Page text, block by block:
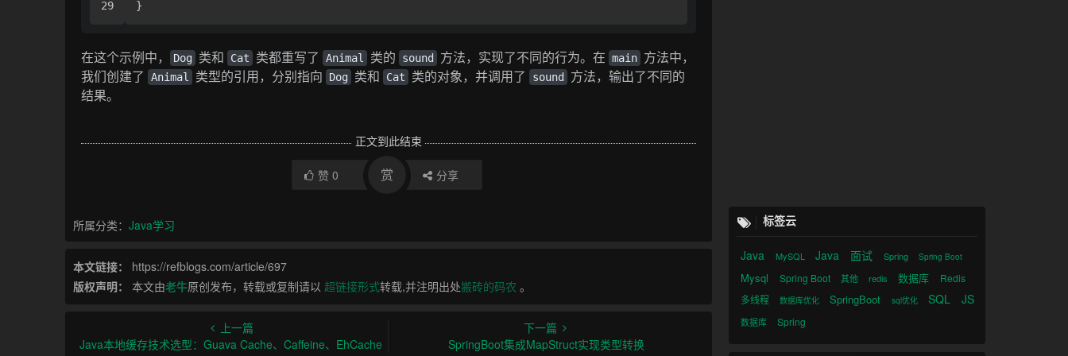
在这个示例中， Dog 类和 Cat 类都重写了 Animal 类的 sound 方法，实现了不同的行为。在 main 方法中，
我们创建了 Animal 类型的引用，分别指向 Dog 类和 Cat 类的对象，并调用了 sound
方法，输出了不同的
结果。
正文到此结束
赞0 赏 分享
所属分类：Java学习
本文链接：
https://refblogs.com/article/697
版权声明：
本文由老牛原创发布，转载或复制请以超链接形式转载,并注明出处搬砖的码农 。
上一篇
Java本地缓存技术选型：Guava Cache、Caffeine、EhCache
下一篇
SpringBoot集成MapStruct实现类型转换
标签云
Java MySQL Java 面试 Spring Spring Boot
Mysql Spring Boot 其他 redis 数据库
Redis
多线程
数据库优化 SpringBoot sql优化 SQL JS
数据库 Spring